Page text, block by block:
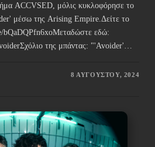
ACCVSED, μόλις κυκλοφόρησε το
μέσω της Arising Empire.Δείτε το
bQaDQPfn6xoΜεταδώστε εδώ:
της μπάντας: "'Avoider'…
8 ΑΥΓΟΎΣΤΟΥ, 2024